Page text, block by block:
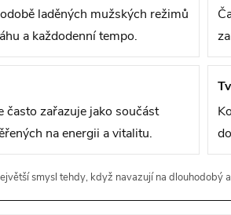
laděných mužských režimů
a každodenní tempo.
často zařazuje jako součást
na energii a vitalitu.
smysl tehdy, když navazují na dlouhodobý